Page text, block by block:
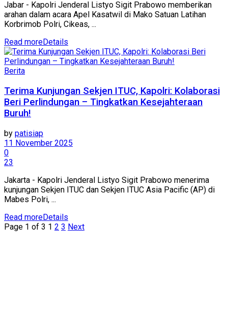
Jabar - Kapolri Jenderal Listyo Sigit Prabowo memberikan
arahan dalam acara Apel Kasatwil di Mako Satuan Latihan
Korbrimob Polri, Cikeas, ...
Read moreDetails
Berita
Terima Kunjungan Sekjen ITUC, Kapolri: Kolaborasi
Beri Perlindungan – Tingkatkan Kesejahteraan
Buruh!
by patisiap
11 November 2025
0
23
Jakarta - Kapolri Jenderal Listyo Sigit Prabowo menerima
kunjungan Sekjen ITUC dan Sekjen ITUC Asia Pacific (AP) di
Mabes Polri, ...
Read moreDetails
Page 1 of 3 1 2 3 Next